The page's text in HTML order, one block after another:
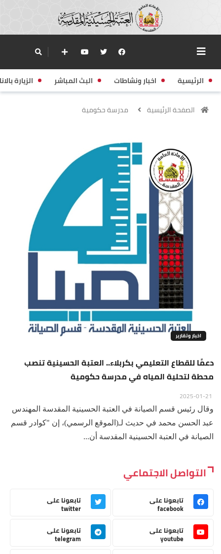
الرئيسية اخبار ونشاطات البث المباشر الزيارة
الصفحة الرئيسية مدرسة حكومية
اخبار وتقارير
دعمًا للقطاع التعليمي بكربلاء.. العتبة الحسينية تنصب
محطة لتحلية المياه في مدرسة حكومية
وقال رئيس قسم الصيانة في العتبة الحسينية المقدسة المهندس
عبد الحسن محمد في حديث لـ(الموقع الرسمي)، إن "كوادر قسم
الصيانة في العتبة الحسينية المقدسة أن...
التواصل الاجتماعي
تابعونا على
facebook
تابعونا على
twitter
تابعونا على
youtube
تابعونا على
telegram